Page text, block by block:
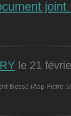
le 21
blessé (Asp Pierre